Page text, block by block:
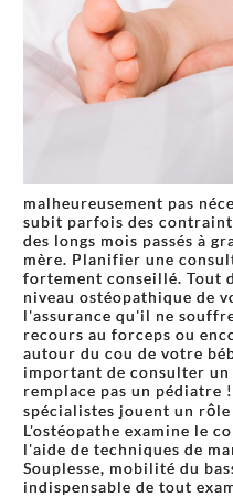
malheureusement pas
subit parfois des
des longs mois passés à
mère. Planifier une
fortement conseillé. Tout
niveau ostéopathique de
l'assurance qu'il ne
recours au forceps ou
autour du cou de votre
important de consulter un
remplace pas un pédiatre
spécialistes jouent un
L'ostéopathe examine le
l'aide de techniques de
Souplesse, mobilité du
indispensable de tout